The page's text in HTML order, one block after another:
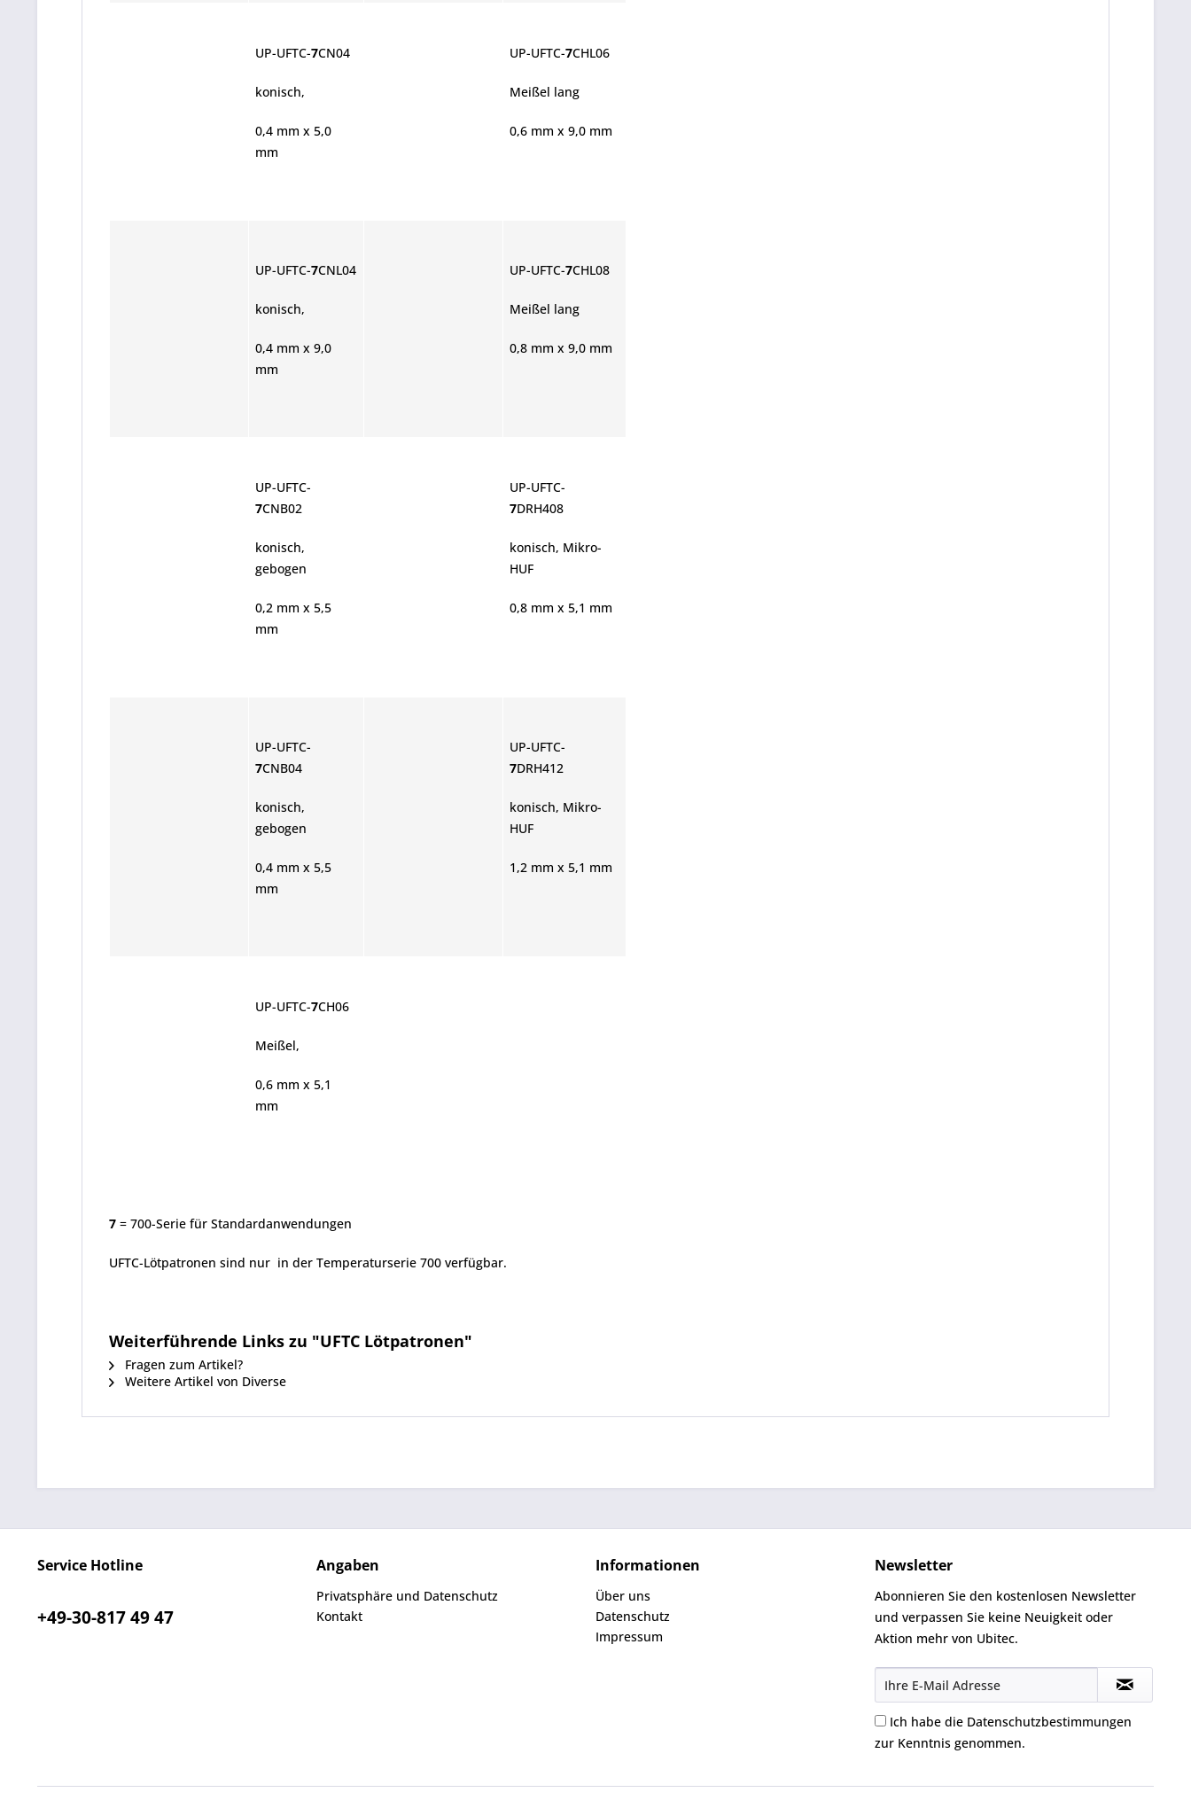
UP-UFTC-7CN04
konisch,
0,4 mm x 5,0
mm
UP-UFTC-7CHL06
Meißel lang
0,6 mm x 9,0 mm
UP-UFTC-7CNL04
konisch,
0,4 mm x 9,0
mm
UP-UFTC-7CHL08
Meißel lang
0,8 mm x 9,0 mm
UP-UFTC-
7CNB02
konisch,
gebogen
0,2 mm x 5,5
mm
UP-UFTC-
7DRH408
konisch, Mikro-
HUF
0,8 mm x 5,1 mm
UP-UFTC-
7CNB04
konisch,
gebogen
0,4 mm x 5,5
mm
UP-UFTC-
7DRH412
konisch, Mikro-
HUF
1,2 mm x 5,1 mm
UP-UFTC-7CH06
Meißel,
0,6 mm x 5,1
mm
7 = 700-Serie für Standardanwendungen
UFTC-Lötpatronen sind nur in der Temperaturserie 700 verfügbar.
Weiterführende Links zu "UFTC Lötpatronen"
Fragen zum Artikel?
Weitere Artikel von Diverse
Service Hotline
+49-30-817 49 47
Angaben
Privatsphäre und Datenschutz
Kontakt
Informationen
Über uns
Datenschutz
Impressum
Newsletter
Abonnieren Sie den kostenlosen Newsletter
und verpassen Sie keine Neuigkeit oder
Aktion mehr von Ubitec.
Ich habe die Datenschutzbestimmungen
zur Kenntnis genommen.